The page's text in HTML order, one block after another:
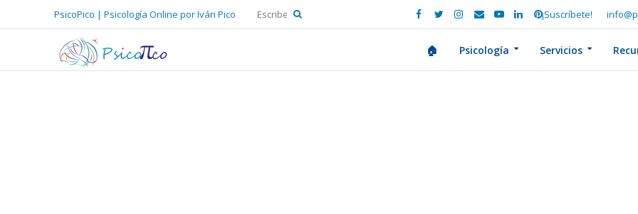
PsicoPico | Psicología Online por Iván Pico ¡Suscríbete!
🏠 Psicología Servicios